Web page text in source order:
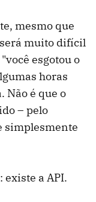
mesmo que
muito difícil
esgotou o
horas
Não é que o
– pelo
simplesmente
existe a API.